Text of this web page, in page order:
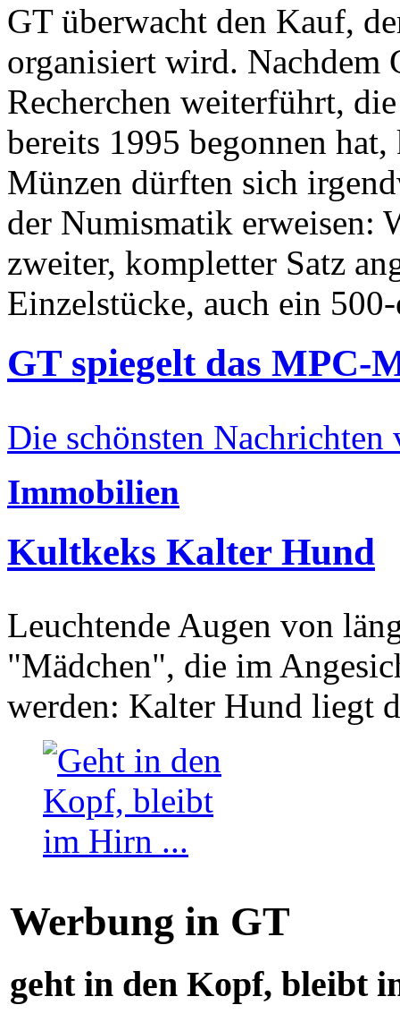
GT überwacht den Kauf,
organisiert wird. Nachdem
Recherchen weiterführt,
bereits 1995 begonnen
Münzen dürften sich
der Numismatik erweisen:
zweiter, kompletter Satz
Einzelstücke, auch ein
GT spiegelt das MPC-
Die schönsten Nachrichten
Immobilien
Kultkeks Kalter Hund
Leuchtende Augen von
"Mädchen", die im
werden: Kalter Hund liegt
Werbung in GT
geht in den Kopf, bleibt